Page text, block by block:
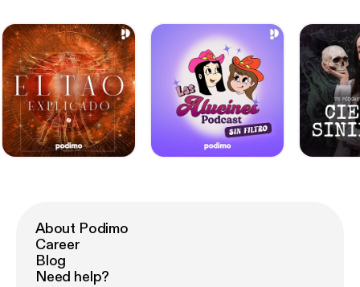
About Podimo
Career
Blog
Need help?